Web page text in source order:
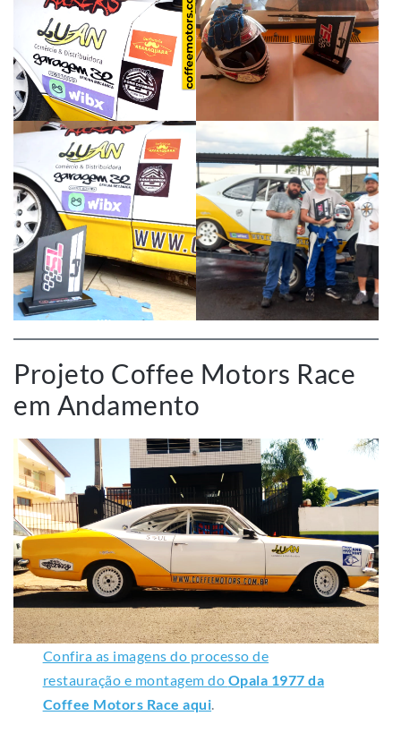
Projeto Coffee Motors Race
em Andamento
Confira as imagens do processo de
restauração e montagem do Opala 1977 da
Coffee Motors Race aqui.